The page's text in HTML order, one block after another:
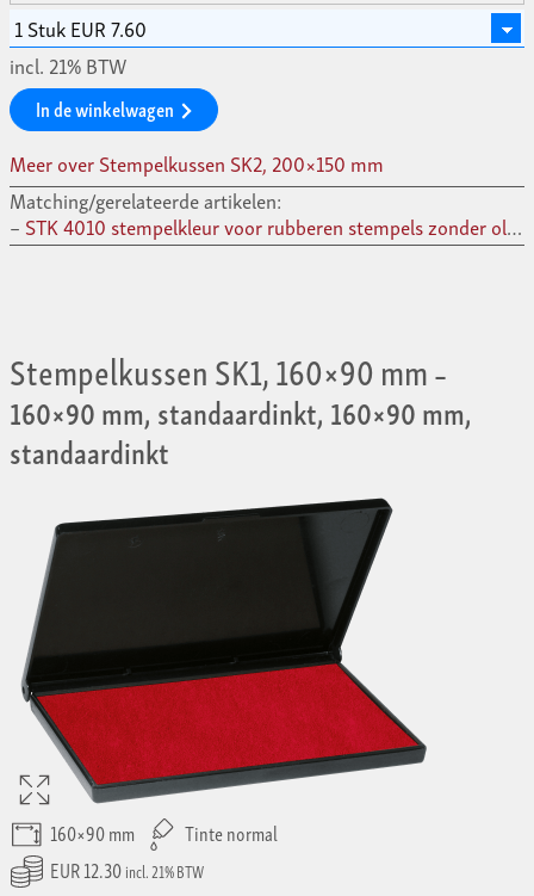
incl. 21% BTW
In de winkelwagen
Meer over Stempelkussen SK2, 200×150 mm
Matching/gerelateerde artikelen:
STK 4010 stempelkleur voor rubberen stempels zonder olie, 28 ml –
Stempelkussen SK1, 160×90 mm–
160×90 mm, standaardinkt, 160×90 mm,
standaardinkt
160×90 mm
Tinte normal
EUR 12.30incl. 21% BTW